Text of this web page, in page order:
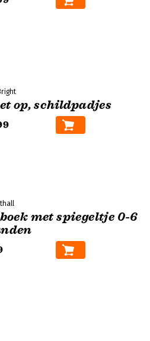
op, schildpadjes
met spiegeltje 0-6